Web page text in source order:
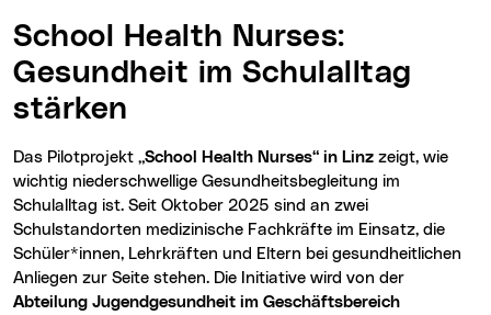
School Health Nurses:
Gesundheit im Schulalltag
stärken
Das Pilotprojekt „School Health Nurses“ in Linz zeigt, wie
wichtig niederschwellige Gesundheitsbegleitung im
Schulalltag ist. Seit Oktober 2025 sind an zwei
Schulstandorten medizinische Fachkräfte im Einsatz, die
Schüler*innen, Lehrkräften und Eltern bei gesundheitlichen
Anliegen zur Seite stehen. Die Initiative wird von der
Abteilung Jugendgesundheit im Geschäftsbereich